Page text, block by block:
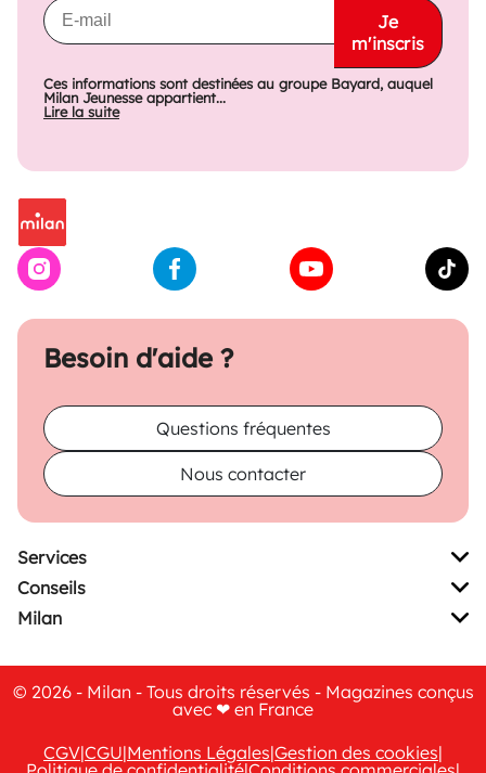
Besoin d'aide ?
Questions fréquentes
Nous contacter
Je
m'inscris
Ces informations sont destinées au groupe Bayard, auquel
Milan Jeunesse appartient...
Lire la suite
Services
Conseils
Milan
© 2026 - Milan - Tous droits réservés - Magazines conçus
avec ❤ en France
CGV|CGU|Mentions Légales|Gestion des cookies|